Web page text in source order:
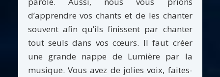
d’apprendre vos chants et de les chanter
souvent afin qu’ils finissent par chanter
tout seuls dans vos cœurs. Il faut créer
une grande nappe de Lumière par la
musique. Vous avez de jolies voix, faites-